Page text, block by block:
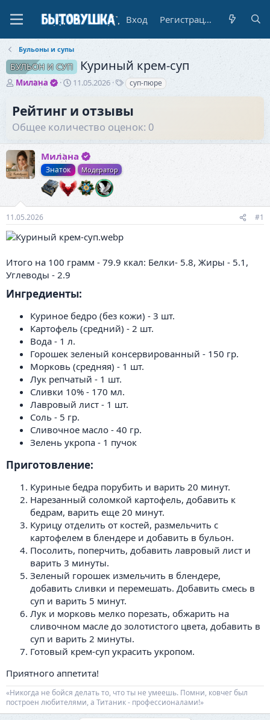
Вход Регистрация
Бульоны и супы
БУЛЬОН И СУП Куриный крем-суп
А
о
р
е
м
ы
Милана
Д
а
н
ч
а
л
а
11.05.2026
Т
и
суп-пюре
Рейтинг и отзывы
Общее количество оценок: 0
Милана
Знаток Модератор
11.05.2026 #1
Итого на 100 грамм - 79.9 ккал: Белки- 5.8, Жиры - 5.1,
Углеводы - 2.9
Ингредиенты:​
Куриное бедро (без кожи) - 3 шт.
Картофель (средний) - 2 шт.
Вода - 1 л.
Горошек зеленый консервированный - 150 гр.
Морковь (средняя) - 1 шт.
Лук репчатый - 1 шт.
Сливки 10% - 170 мл.
Лавровый лист - 1 шт.
Соль - 5 гр.
Сливочное масло - 40 гр.
Зелень укропа - 1 пучок
Приготовление:​
Куриные бедра порубить и варить 20 минут.
Нарезанный соломкой картофель, добавить к
бедрам, варить еще 20 минут.
Курицу отделить от костей, размельчить с
картофелем в блендере и добавить в бульон.
Посолить, поперчить, добавить лавровый лист и
варить 3 минуты.
Зеленый горошек измельчить в блендере,
добавить сливки и перемешать. Добавить смесь в
суп и варить 5 минут.
Лук и морковь мелко порезать, обжарить на
сливочном масле до золотистого цвета, добавить в
суп и варить 2 минуты.
Готовый крем-суп украсить укропом.
Приятного аппетита!
«Никогда не бойся делать то, что ты не умеешь. Помни, ковчег был
построен любителями, а Титаник - профессионалами!»